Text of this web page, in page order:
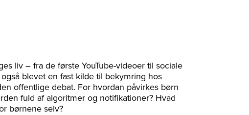
liv – fra de første YouTube-videoer til sociale
blevet en fast kilde til bekymring hos
offentlige debat. For hvordan påvirkes børn
fuld af algoritmer og notifikationer? Hvad
børnene selv?